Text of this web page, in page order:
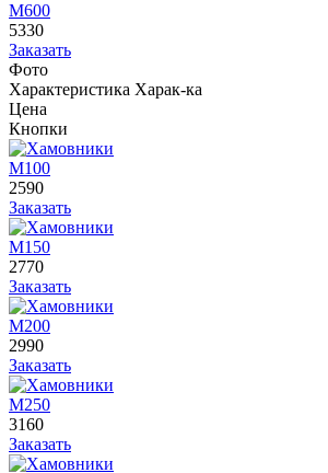
М600
5330
Заказать
Фото
Характеристика Харак-ка
Цена
Кнопки
М100
2590
Заказать
М150
2770
Заказать
М200
2990
Заказать
М250
3160
Заказать